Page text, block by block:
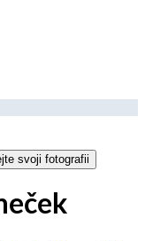
svoji fotografii